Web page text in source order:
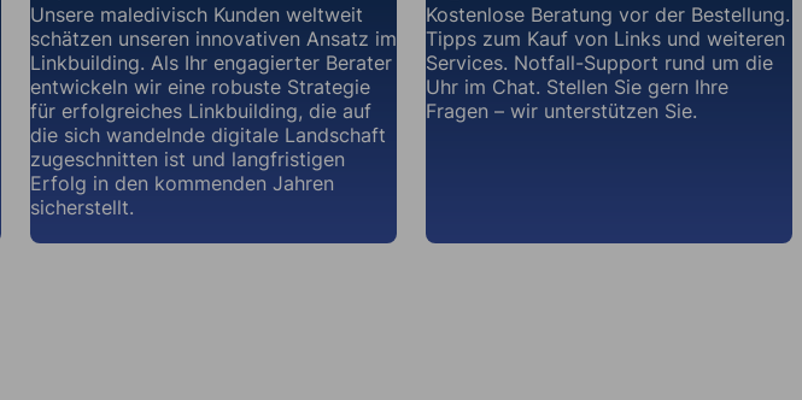
Unsere maledivisch Kunden weltweit
schätzen unseren innovativen Ansatz im
Linkbuilding. Als Ihr engagierter Berater
entwickeln wir eine robuste Strategie
für erfolgreiches Linkbuilding, die auf
die sich wandelnde digitale Landschaft
zugeschnitten ist und langfristigen
Erfolg in den kommenden Jahren
sicherstellt.
Kostenlose Beratung vor der Bestellung.
Tipps zum Kauf von Links und weiteren
Services. Notfall-Support rund um die
Uhr im Chat. Stellen Sie gern Ihre
Fragen – wir unterstützen Sie.